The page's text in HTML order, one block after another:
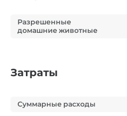
Разрешенные
домашние животные
Затраты
Суммарные расходы